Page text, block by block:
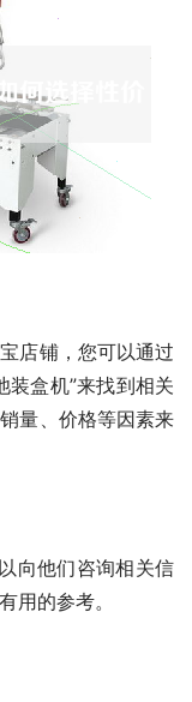
店铺，您可以通过
装盒机”来找到相关
量、价格等因素来
向他们咨询相关信
用的参考。